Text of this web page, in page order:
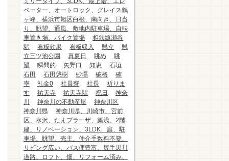
ベーター、オートロック、グレイス鶴
ヶ峰、横浜市旭区白根、南向き、日当
り、眺望、通風、敷地内駐車場、自転
車置き場、バイク置場
相鉄線瀬谷
駅
看板効果 看板収入 県立
県
立三ツ池公園
真夏日 眺め
眺
望
瞬間的 矢野口 知恵
石垣
石田
石田悠樹 砂場 破格
確
率
礼金0 社員寮 社長
祈りま
す
祐天寺 祐天寺駅 祝日
神奈
川
神奈川の不動産屋
神奈川区
神奈川県
神奈川県、川崎市、宮前
区、水沢、たまプラーザ、築浅、2階
建、リノベーション、3LDK、庭、駐
車場、眺望、売主、仲介手数料不要、
リビング広い、バス便豊富、尻手黒川
道路、ロフト、畑、リフォーム済み、